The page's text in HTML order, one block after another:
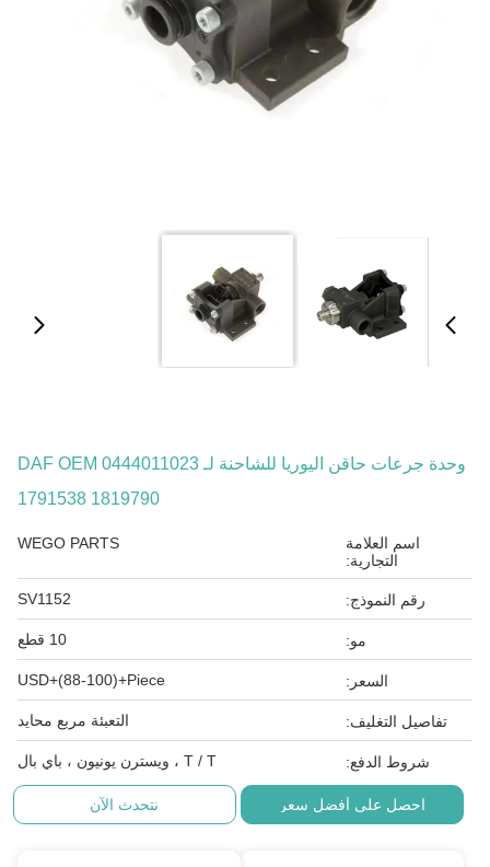
وحدة جرعات حاقن اليوريا للشاحنة لـ DAF OEM 0444011023
1791538 1819790
اسم العلامة
التجارية:
WEGO PARTS
رقم النموذج: SV1152
مو: 10 قطع
السعر: USD+(88-100)+Piece
تفاصيل التغليف: التعبئة مربع محايد
شروط الدفع: T / T ، ويسترن يونيون ، باي بال
احصل على أفضل سعر نتحدث الآن